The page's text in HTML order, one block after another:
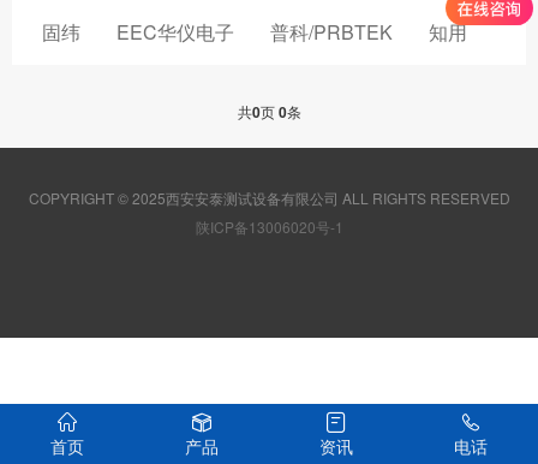
固纬
EEC华仪电子 普科/PRBTEK
知用
菲力尔/FLIR
高德
国仪量子
远方/EVERFINE
飞础科/FOTRIC
泰思曼
菊水/KIKUSUI
美尔诺/MAYNUO 青岛思仪
共0页0条
COPYRIGHT © 2025西安安泰测试设备有限公司 ALL RIGHTS RESERVED
陕ICP备13006020号-1
首页 产品 资讯 电话